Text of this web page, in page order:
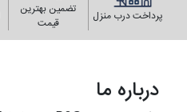
پرداخت درب منزل
تضمین بهترین
قیمت
درباره ما